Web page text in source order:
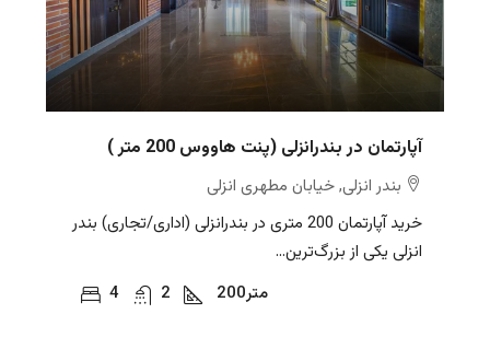
آپارتمان در بندرانزلی (پنت هاووس 200 متر )
بندر انزلی, خیابان مطهری انزلی
خرید آپارتمان 200 متری در بندرانزلی (اداری/تجاری) بندر
انزلی یکی از بزرگ‌ترین...
4
2 200متر